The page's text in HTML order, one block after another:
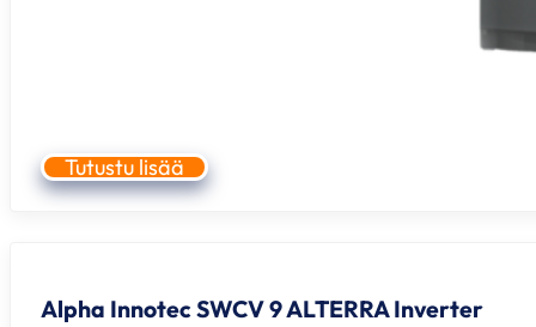
Tutustu lisää
Alpha Innotec SWCV 9 ALTERRA Inverter